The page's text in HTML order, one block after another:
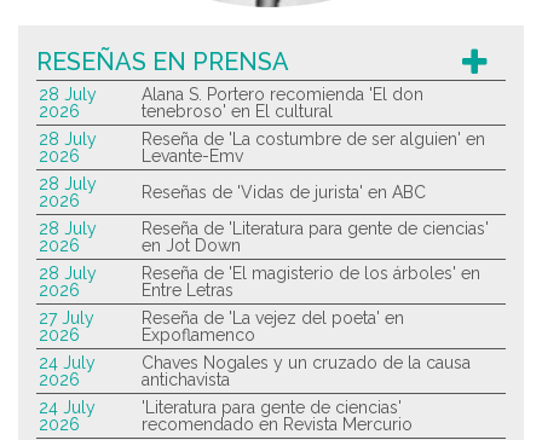
RESEÑAS EN PRENSA
28 July
2026
Alana S. Portero recomienda 'El don
tenebroso' en El cultural
28 July
2026
Reseña de 'La costumbre de ser alguien' en
Levante-Emv
28 July
2026
Reseñas de 'Vidas de jurista' en ABC
28 July
2026
Reseña de 'Literatura para gente de ciencias'
en Jot Down
28 July
2026
Reseña de 'El magisterio de los árboles' en
Entre Letras
27 July
2026
Reseña de 'La vejez del poeta' en
Expoflamenco
24 July
2026
Chaves Nogales y un cruzado de la causa
antichavista
24 July
2026
'Literatura para gente de ciencias'
recomendado en Revista Mercurio